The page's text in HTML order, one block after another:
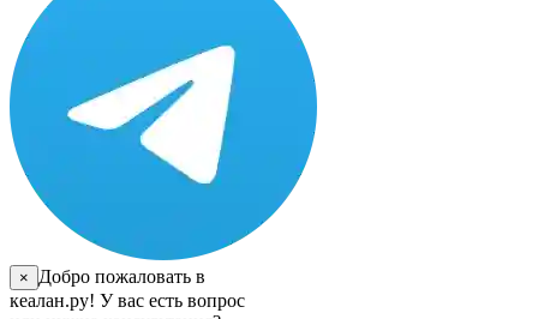
×
Добро пожаловать в
кеалан.ру! У вас есть вопрос